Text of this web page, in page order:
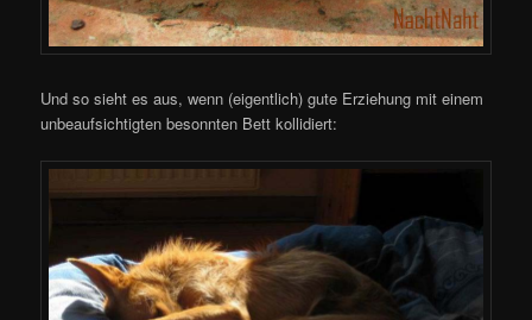
Und so sieht es aus, wenn (eigentlich) gute Erziehung mit einem
unbeaufsichtigten besonnten Bett kollidiert: